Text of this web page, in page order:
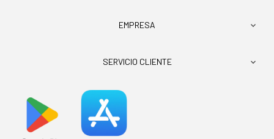
EMPRESA 
SERVICIO CLIENTE 